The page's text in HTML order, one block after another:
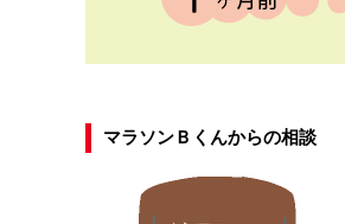
マラソンＢくんからの相談